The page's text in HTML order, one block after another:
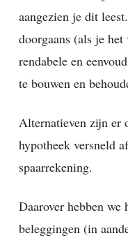
aangezien je dit
doorgaans (als je
rendabele en
te bouwen en
Alternatieven zijn er
hypotheek versneld
spaarrekening.
Daarover hebben we
beleggingen (in